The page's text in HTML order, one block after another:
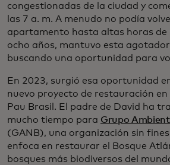
congestionadas de la ciudad y
las 7 a. m. A menudo no podía
apartamento hasta altas horas de
ocho años, mantuvo esta
buscando una oportunidad para
En 2023, surgió esa oportunidad
nuevo proyecto de restauración en
Pau Brasil. El padre de David ha
mucho tiempo para Grupo
(GANB), una organización sin
enfoca en restaurar el Bosque
bosques más biodiversos del